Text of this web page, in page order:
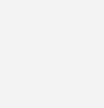
optionale
Errichtung eines
an. Der Rechner stellt dabei
bzw. Anlage, die
Nicht förderfähige